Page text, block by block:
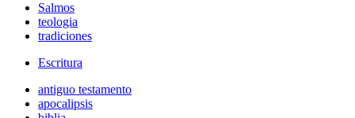
Salmos
teologia
tradiciones
Escritura
antiguo testamento
apocalipsis